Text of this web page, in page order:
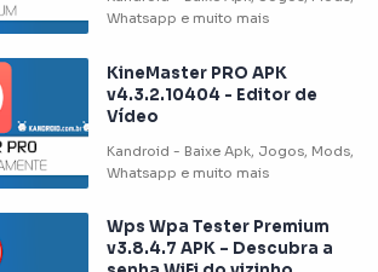
KineMaster PRO APK
v4.3.2.10404 - Editor de
Vídeo
Wps Wpa Tester Premium
v3.8.4.7 APK – Descubra a